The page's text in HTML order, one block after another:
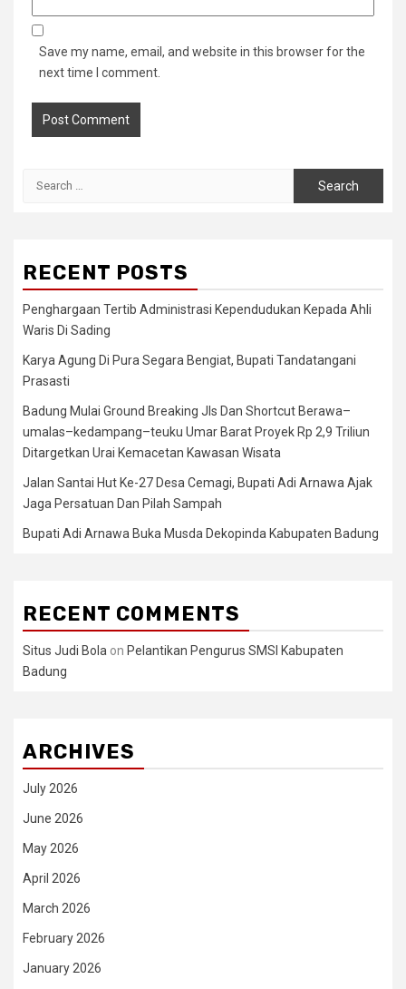
Save my name, email, and website in this browser for the
next time I comment.
RECENT POSTS
Penghargaan Tertib Administrasi Kependudukan Kepada Ahli
Waris Di Sading
Karya Agung Di Pura Segara Bengiat, Bupati Tandatangani
Prasasti
Badung Mulai Ground Breaking Jls Dan Shortcut Berawa–
umalas–kedampang–teuku Umar Barat Proyek Rp 2,9 Triliun
Ditargetkan Urai Kemacetan Kawasan Wisata
Jalan Santai Hut Ke-27 Desa Cemagi, Bupati Adi Arnawa Ajak
Jaga Persatuan Dan Pilah Sampah
Bupati Adi Arnawa Buka Musda Dekopinda Kabupaten Badung
RECENT COMMENTS
Situs Judi Bola on Pelantikan Pengurus SMSI Kabupaten
Badung
ARCHIVES
July 2026
June 2026
May 2026
April 2026
March 2026
February 2026
January 2026